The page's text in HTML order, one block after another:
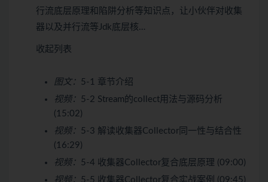
行流底层原理和陷阱分析等知识点，让小伙伴对收集
器以及并行流等Jdk底层核…
收起列表
图文： 5-1 章节介绍
视频： 5-2 Stream的collect用法与源码分析
(15:02)
视频： 5-3 解读收集器Collector同一性与结合性
(16:29)
视频： 5-4 收集器Collector复合底层原理 (09:00)
视频： 5-5 收集器Collector复合实战案例 (09:45)